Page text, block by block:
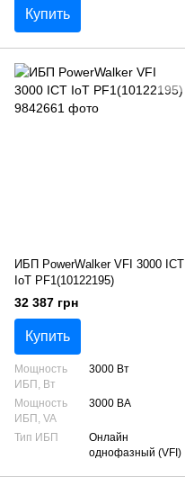
Купить
ИБП PowerWalker VFI 3000 ICT
IoT PF1(10122195)
32 387 грн
Купить
Мощность
ИБП, Вт
3000 Вт
Мощность
ИБП, VA
3000 ВА
Тип ИБП
Онлайн
однофазный (VFI)